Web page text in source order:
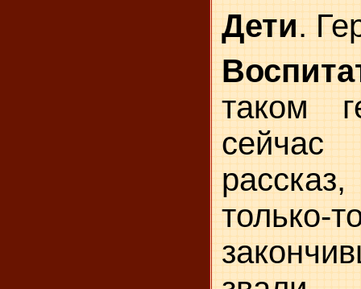
Дети.
таком
только-